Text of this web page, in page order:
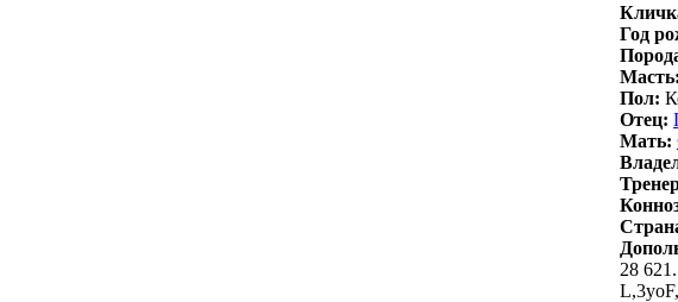
Год
Масть:
Пол:
Отец:
Мать:
28